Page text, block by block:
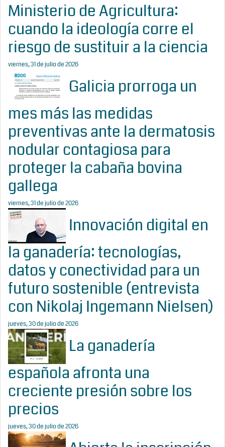
Ministerio de Agricultura:
cuando la ideología corre el
riesgo de sustituir a la ciencia
viernes, 31 de julio de 2026
Galicia prorroga un
mes más las medidas
preventivas ante la dermatosis
nodular contagiosa para
proteger la cabaña bovina
gallega
viernes, 31 de julio de 2026
Innovación digital en
la ganadería: tecnologías,
datos y conectividad para un
futuro sostenible (entrevista
con Nikolaj Ingemann Nielsen)
jueves, 30 de julio de 2026
La ganadería
española afronta una
creciente presión sobre los
precios
jueves, 30 de julio de 2026